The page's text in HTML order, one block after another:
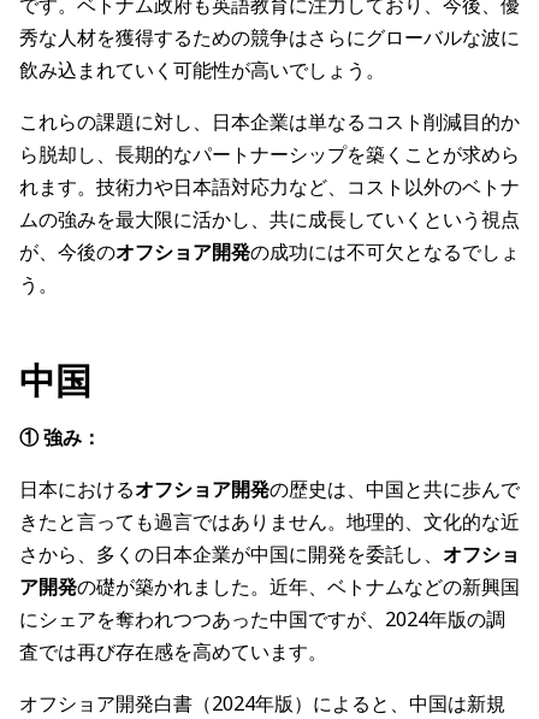
秀な人材を獲得するための競争はさらにグローバルな波に
飲み込まれていく可能性が高いでしょう。
これらの課題に対し、日本企業は単なるコスト削減目的か
ら脱却し、長期的なパートナーシップを築くことが求めら
れます。技術力や日本語対応力など、コスト以外のベトナ
ムの強みを最大限に活かし、共に成長していくという視点
が、今後のオフショア開発の成功には不可欠となるでしょ
う。
中国
① 強み：
日本におけるオフショア開発の歴史は、中国と共に歩んで
きたと言っても過言ではありません。地理的、文化的な近
さから、多くの日本企業が中国に開発を委託し、 オフショ
ア開発の礎が築かれました。近年、ベトナムなどの新興国
にシェアを奪われつつあった中国ですが、2024年版の調
査では再び存在感を高めています。
オフショア開発白書（2024年版）によると、中国は新規